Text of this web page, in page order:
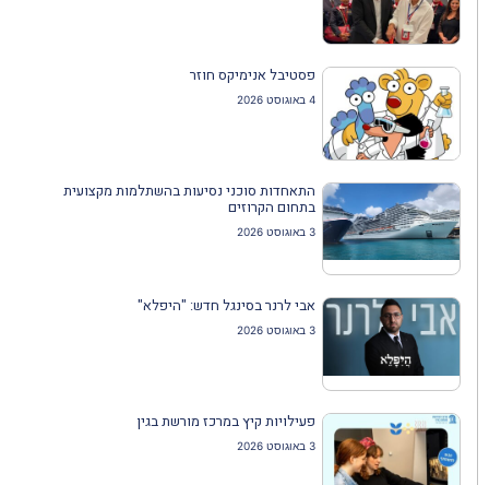
פסטיבל אנימיקס חוזר
4 באוגוסט 2026
התאחדות סוכני נסיעות בהשתלמות מקצועית
בתחום הקרוזים
3 באוגוסט 2026
אבי לרנר בסינגל חדש: "היפלא"
3 באוגוסט 2026
פעילויות קיץ במרכז מורשת בגין
3 באוגוסט 2026